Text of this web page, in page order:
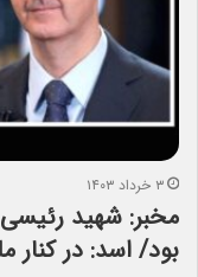
۳ خرداد ۱۴۰۳
مخبر: شهید
بود/ اسد: در کنار